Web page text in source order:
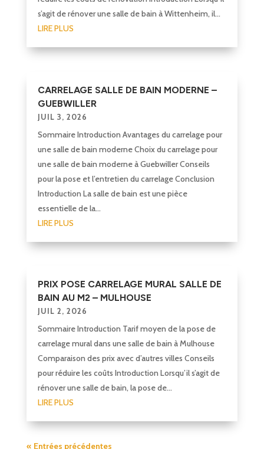
s’agit de rénover une salle de bain à Wittenheim, il...
LIRE PLUS
CARRELAGE SALLE DE BAIN MODERNE –
GUEBWILLER
JUIL 3, 2026
Sommaire Introduction Avantages du carrelage pour
une salle de bain moderne Choix du carrelage pour
une salle de bain moderne à Guebwiller Conseils
pour la pose et l’entretien du carrelage Conclusion
Introduction La salle de bain est une pièce
essentielle de la...
LIRE PLUS
PRIX POSE CARRELAGE MURAL SALLE DE
BAIN AU M2 – MULHOUSE
JUIL 2, 2026
Sommaire Introduction Tarif moyen de la pose de
carrelage mural dans une salle de bain à Mulhouse
Comparaison des prix avec d’autres villes Conseils
pour réduire les coûts Introduction Lorsqu’il s’agit de
rénover une salle de bain, la pose de...
LIRE PLUS
« Entrées précédentes